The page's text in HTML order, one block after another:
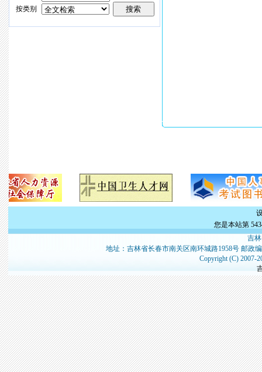
按类别
您是本站第
吉
地址：吉林省长春市南关区南环城路1958号 邮政
Copyright (C) 2007-